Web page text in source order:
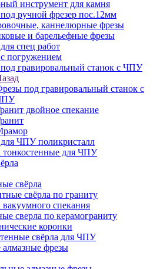
инструмент для камня
ручной фрезер пос.12мм
каннелюрные фрезы
и барельефные фрезы
спец работ
погружением
гравировальный станок с ЧПУ
под гравировальный станок с
двойное спекание
ЧПУ поликристалл
тонкостенные для ЧПУ
свёрла
свёрла по граниту
вакуумного спекания
сверла по керамограниту
коронки
свёрла для ЧПУ
фрезы